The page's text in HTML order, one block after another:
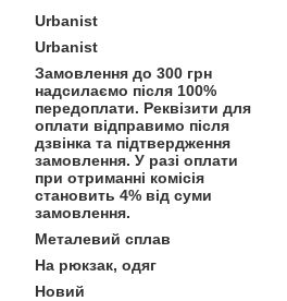
Urbanist
Urbanist
Замовлення до 300 грн
надсилаємо після 100%
передоплати. Реквізити для
оплати відправимо після
дзвінка та підтвердження
замовлення. У разі оплати
при отриманні комісія
становить 4% від суми
замовлення.
Металевий сплав
На рюкзак, одяг
Новий